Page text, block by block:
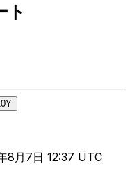
ト
8月7日 12:37 UTC